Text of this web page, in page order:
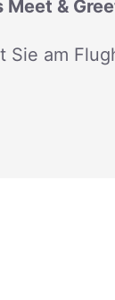
Meet &
Sie am